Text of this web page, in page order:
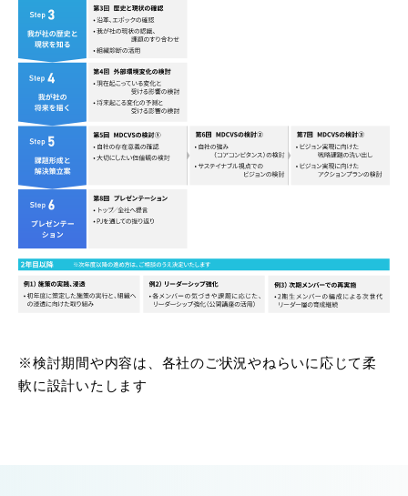
※検討期間や内容は、各社のご状況やねらいに応じて柔
軟に設計いたします